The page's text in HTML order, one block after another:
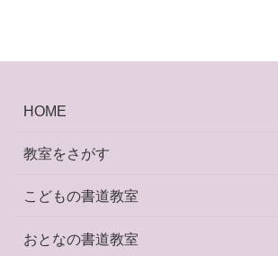
HOME
教室をさがす
こどもの書道教室
おとなの書道教室